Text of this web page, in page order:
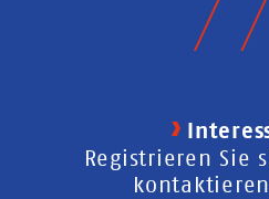
Registrieren Sie